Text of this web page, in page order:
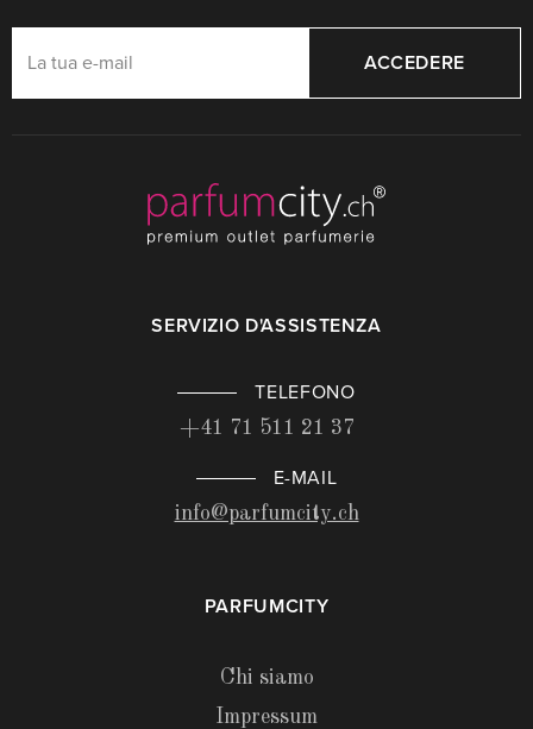
ACCEDERE
SERVIZIO D'ASSISTENZA
TELEFONO
+41 71 511 21 37
E-MAIL
info@parfumcity.ch
PARFUMCITY
Chi siamo
Impressum